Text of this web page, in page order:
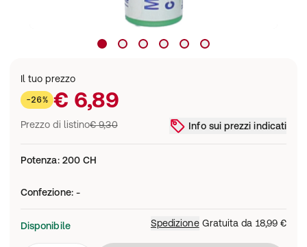
Il tuo prezzo
-26% € 6,89
Prezzo di listino€ 9,30 Info sui prezzi indicati
Potenza: 200 CH
Confezione: -
Disponibile SpedizioneGratuita da 18,99 €